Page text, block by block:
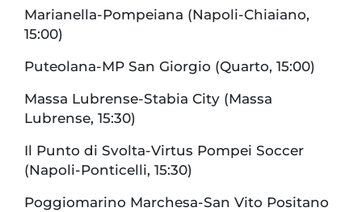
Marianella-Pompeiana (Napoli-Chiaiano,
15:00)
Puteolana-MP San Giorgio (Quarto, 15:00)
Massa Lubrense-Stabia City (Massa
Lubrense, 15:30)
Il Punto di Svolta-Virtus Pompei Soccer
(Napoli-Ponticelli, 15:30)
Poggiomarino Marchesa-San Vito Positano